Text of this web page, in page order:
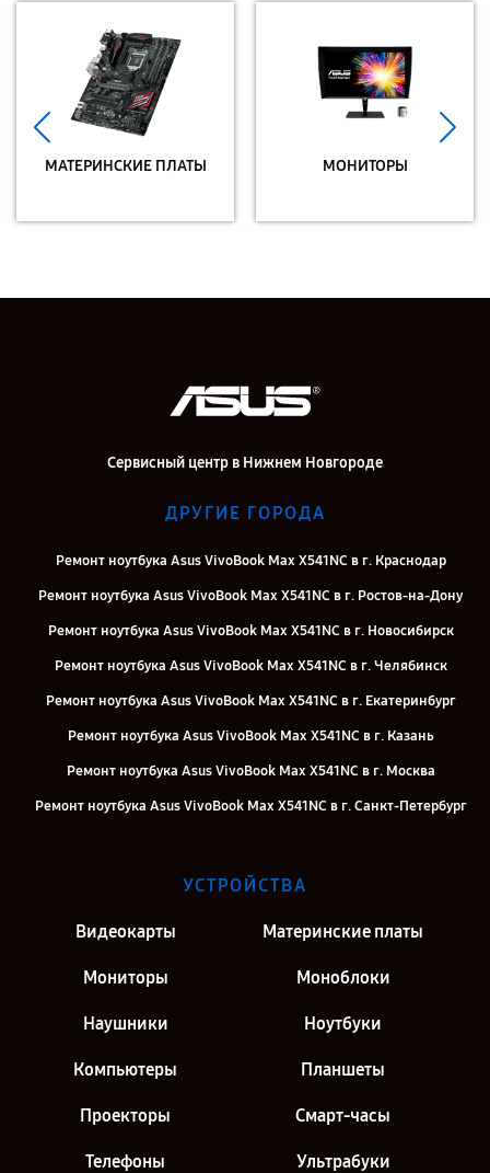
МАТЕРИНСКИЕ ПЛАТЫ МОНИТОРЫ
Сервисный центр в Нижнем Новгороде
ДРУГИЕ ГОРОДА
Ремонт ноутбука Asus VivoBook Max X541NC в г. Краснодар
Ремонт ноутбука Asus VivoBook Max X541NC в г. Ростов-на-Дону
Ремонт ноутбука Asus VivoBook Max X541NC в г. Новосибирск
Ремонт ноутбука Asus VivoBook Max X541NC в г. Челябинск
Ремонт ноутбука Asus VivoBook Max X541NC в г. Екатеринбург
Ремонт ноутбука Asus VivoBook Max X541NC в г. Казань
Ремонт ноутбука Asus VivoBook Max X541NC в г. Москва
Ремонт ноутбука Asus VivoBook Max X541NC в г. Санкт-Петербург
УСТРОЙСТВА
Видеокарты Материнские платы
Мониторы Моноблоки
Наушники Ноутбуки
Компьютеры Планшеты
Проекторы Смарт-часы
Телефоны Ультрабуки